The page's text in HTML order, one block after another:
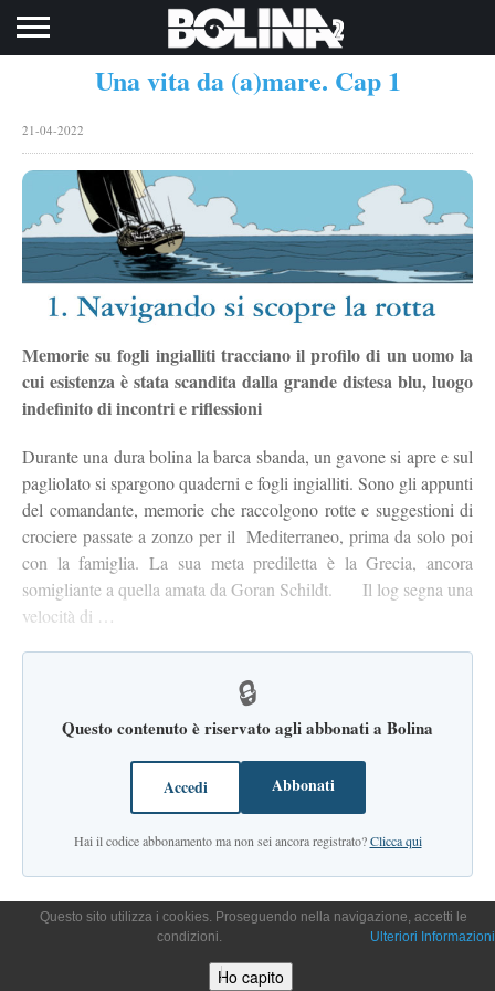
Una vita da (a)mare. Cap 1
21-04-2022
Memorie su fogli ingialliti tracciano il profilo di un uomo la
cui esistenza è stata scandita dalla grande distesa blu, luogo
indefinito di incontri e riflessioni
Durante una dura bolina la barca sbanda, un gavone si apre e sul
pagliolato si spargono quaderni e fogli ingialliti. Sono gli appunti
del comandante, memorie che raccolgono rotte e suggestioni di
crociere passate a zonzo per il Mediterraneo, prima da solo poi
con la famiglia. La sua meta prediletta è la Grecia, ancora
somigliante a quella amata da Goran Schildt. Il log segna una
velocità di …
🔒
Questo contenuto è riservato agli abbonati a Bolina
Accedi Abbonati
Hai il codice abbonamento ma non sei ancora registrato?Clicca qui
Questo sito utilizza i cookies. Proseguendo nella navigazione, accetti le
condizioni.
Ulteriori Informazioni
Ho capito